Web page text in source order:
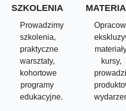
SZKOLENIA
Prowadzimy
szkolenia,
praktyczne
warsztaty,
kohortowe
programy
edukacyjne.
kursy,